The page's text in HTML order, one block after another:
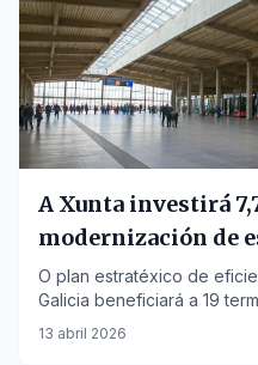
A Xunta investirá
modernización de
incluíndo Sanxenxo
O plan estratéxico de
Galicia beneficiará a 19
fases ata 2028 e máis aló.
13 abril 2026